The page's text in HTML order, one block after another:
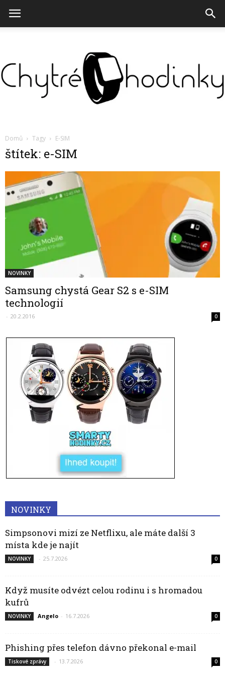
hodinky
Domů Tagy E-SIM
štítek: e-SIM
NOVINKY
Samsung chystá Gear S2 s e-SIM
technologií
- 20.2.2016 0
NOVINKY
Simpsonovi mizí ze Netflixu, ale máte další 3
místa kde je najít
NOVINKY - 25.7.2026 0
Když musíte odvézt celou rodinu i s hromadou
kufrů
NOVINKY Angelo - 16.7.2026 0
Phishing přes telefon dávno překonal e-mail
Tiskové zprávy - 13.7.2026 0